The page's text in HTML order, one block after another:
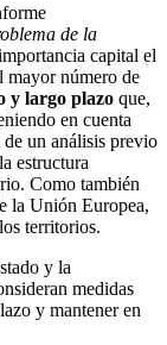
de la
capital el
mayor número de
y largo plazo que,
en cuenta
un análisis previo
estructura
Como también
la Unión Europea,
territorios.
y la
medidas
y mantener en